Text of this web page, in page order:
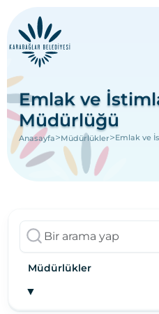
Emlak ve
Müdürlüğü
Anasayfa>Müdürlükler>Emlak ve
Müdürlükler
▼